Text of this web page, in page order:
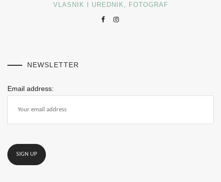
VLASNIK I UREDNIK, FOTOGRAF
NEWSLETTER
Email address: